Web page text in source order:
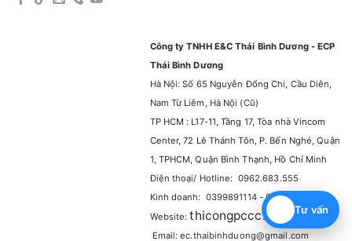
Tư vấn
Công ty TNHH E&C Thái Bình Dương - ECP
Thái Bình Dương
Hà Nội: Số 65 Nguyễn Đổng Chi, Cầu Diên,
Nam Từ Liêm, Hà Nội (Cũ)
TP HCM : L17-11, Tầng 17, Tòa nhà Vincom
Center, 72 Lê Thánh Tôn, P. Bến Nghé, Quận
1, TPHCM, Quận Bình Thạnh, Hồ Chí Minh
Điện thoại/ Hotline: 0962.683.555
Kinh doanh: 0399891114 - 0965929114
Website:thicongpccc.com.vn –
Email: ec.thaibinhduong@gmail.com